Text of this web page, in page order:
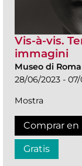
Vis-à-vis.
immagini
Museo di Roma
28/06/2023 - 07/
Mostra
Comprar en
Gratis